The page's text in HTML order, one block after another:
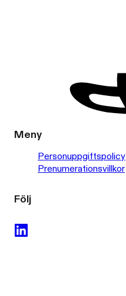
Meny
Personuppgiftspolicy
Prenumerationsvillkor
Följ